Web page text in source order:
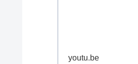
youtu.be